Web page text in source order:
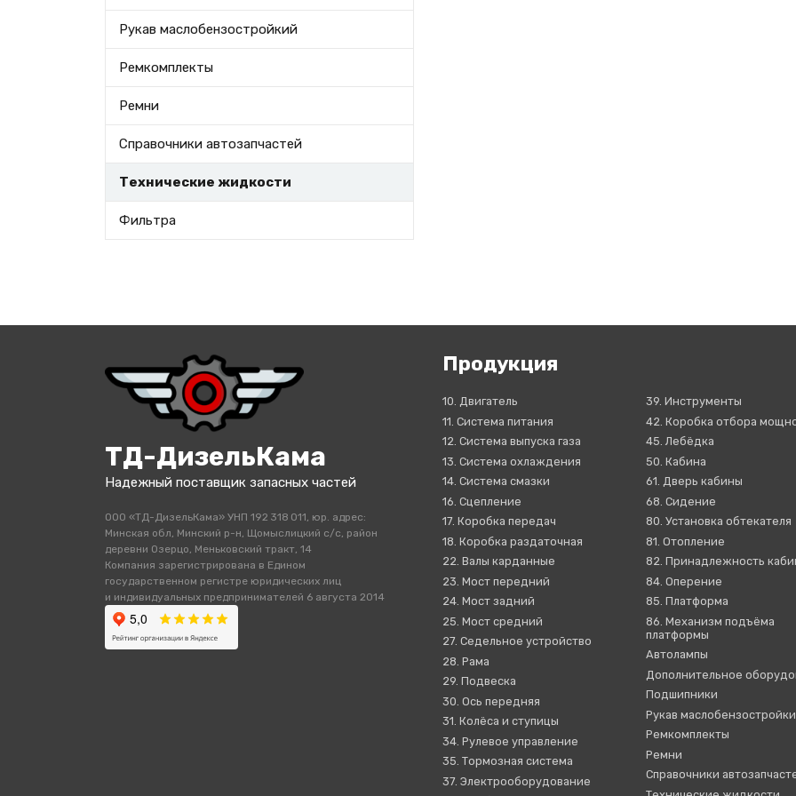
Рукав маслобензостройкий
Ремкомплекты
Ремни
Справочники автозапчастей
Технические жидкости
Фильтра
ТД-ДизельКама
Надежный поставщик запасных частей
ООО «ТД-ДизельКама» УНП 192 318 011, юр. адрес:
Минская обл, Минский р-н, Щомыслицкий с/с, район
деревни Озерцо, Меньковский тракт, 14
Компания зарегистрирована в Едином
государственном регистре юридических лиц
и индивидуальных предпринимателей 6 августа 2014
Продукция
10. Двигатель
11. Система питания
12. Система выпуска газа
13. Система охлаждения
14. Система смазки
16. Сцепление
17. Коробка передач
18. Коробка раздаточная
22. Валы карданные
23. Мост передний
24. Мост задний
25. Мост средний
27. Седельное устройство
28. Рама
29. Подвеска
30. Ось передняя
31. Колёса и ступицы
34. Рулевое управление
35. Тормозная система
37. Электрооборудование
39. Инструменты
42. Коробка отбора
45. Лебёдка
50. Кабина
61. Дверь кабины
68. Сидение
80. Установка обтекателя
81. Отопление
82. Принадлежность
84. Оперение
85. Платформа
86. Механизм подъёма
платформы
Автолампы
Дополнительное
Подшипники
Рукав
Ремкомплекты
Ремни
Справочники